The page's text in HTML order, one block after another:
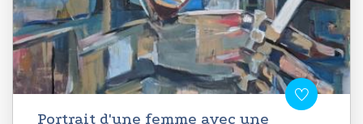
Portrait d'une femme avec une